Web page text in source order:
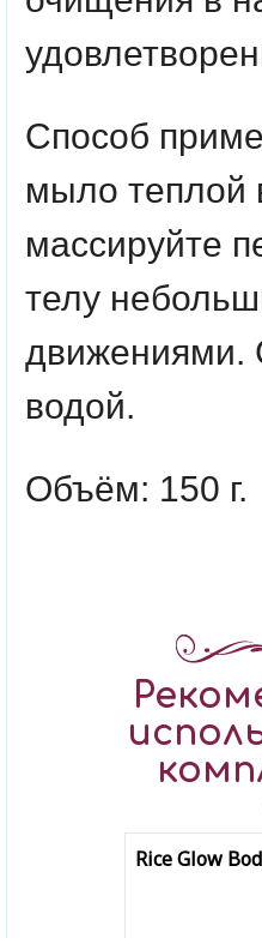
Способ
мыло теплой
массируйте
телу
движениями.
водой.
Объём: 150 г.
Rice Glow